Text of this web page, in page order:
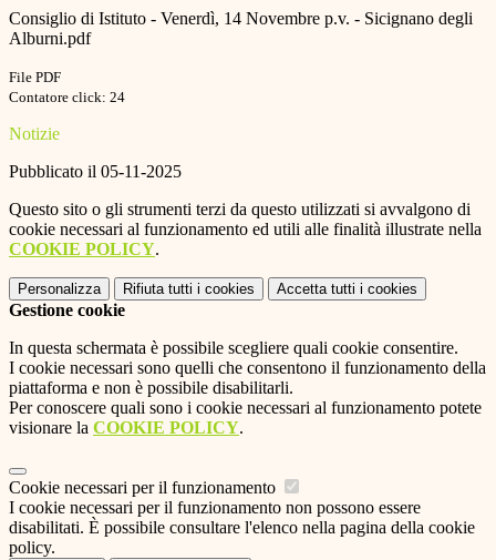
Consiglio di Istituto - Venerdì, 14 Novembre p.v. - Sicignano degli
Alburni.pdf
File PDF
Contatore click: 24
Notizie
Pubblicato il 05-11-2025
Questo sito o gli strumenti terzi da questo utilizzati si avvalgono di
cookie necessari al funzionamento ed utili alle finalità illustrate nella
COOKIE POLICY.
Personalizza Rifiuta tutti i cookies Accetta tutti i cookies
Gestione cookie
In questa schermata è possibile scegliere quali cookie consentire.
I cookie necessari sono quelli che consentono il funzionamento della
piattaforma e non è possibile disabilitarli.
Per conoscere quali sono i cookie necessari al funzionamento potete
visionare la COOKIE POLICY.
Cookie necessari per il funzionamento
I cookie necessari per il funzionamento non possono essere
disabilitati. È possibile consultare l'elenco nella pagina della cookie
policy.